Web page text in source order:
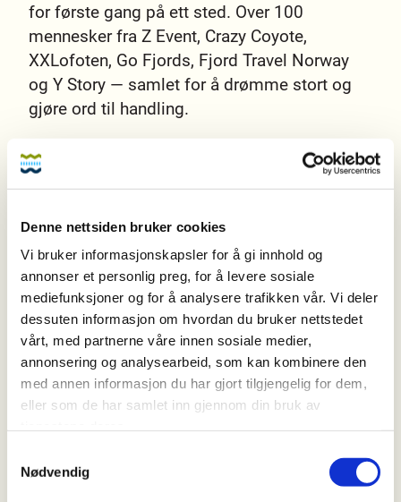
Denne nettsiden bruker cookies
Vi bruker informasjonskapsler for å gi innhold og
annonser et personlig preg, for å levere sosiale
mediefunksjoner og for å analysere trafikken vår. Vi deler
dessuten informasjon om hvordan du bruker nettstedet
vårt, med partnerne våre innen sosiale medier,
annonsering og analysearbeid, som kan kombinere den
med annen informasjon du har gjort tilgjengelig for dem,
eller som de har samlet inn gjennom din bruk av
Nødvendig
for første gang på ett sted. Over 100
mennesker fra Z Event, Crazy Coyote,
XXLofoten, Go Fjords, Fjord Travel Norway
og Y Story — samlet for å drømme stort og
gjøre ord til handling.
Det var en samling med ett tydelig budskap:
folk kommer først. Det er menneskene som
skaper opplevelsene vi lever av å levere — og
det er menneskene vi er til for, enten de er
ansatte, kunder eller gjester som skal få
innfridd et løfte om noe minneverdig.
Og så skjedde det noe uventet. Yuhong Jin
Hermansen, eier og styreleder i DSD,
overrasket ved å ta plass på scenen. Det var
ikke et symbolsk oppmøte — det var en
tydelig melding fra majoritetseieren om at
denne satsingen betyr noe.
«Nå er vi i gang med en reise som kommer til
å sette store spor i vår bransje. Sammen skal